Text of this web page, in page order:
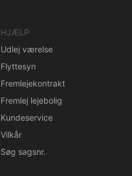
HJÆLP
Udlej værelse
Flyttesyn
Fremlejekontrakt
Fremlej lejebolig
Kundeservice
Vilkår
Søg sagsnr.